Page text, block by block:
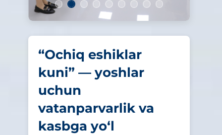
“Ochiq eshiklar
kuni” — yoshlar
uchun
vatanparvarlik va
kasbga yo‘l